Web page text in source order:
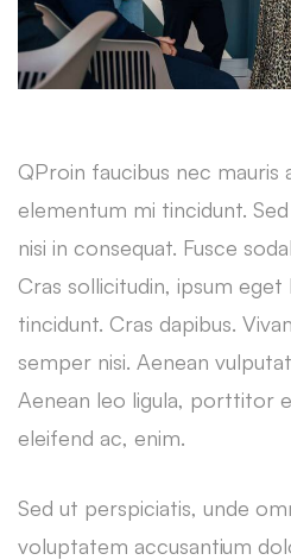
QProin faucibus nec mauris
elementum mi tincidunt.
nisi in consequat. Fusce
Cras sollicitudin, ipsum
tincidunt. Cras dapibus.
semper nisi. Aenean
Aenean leo ligula, porttitor
eleifend ac, enim.
Sed ut perspiciatis, unde
voluptatem accusantium